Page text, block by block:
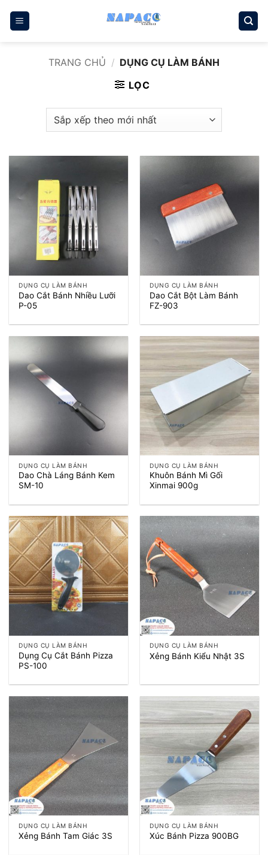
qua
TRANG CHỦ / DỤNG CỤ LÀM BÁNH
LỌC
DỤNG CỤ LÀM BÁNH
Dao Cắt Bánh Nhiều Lưỡi
P-05
DỤNG CỤ LÀM BÁNH
Dao Cắt Bột Làm Bánh
FZ-903
DỤNG CỤ LÀM BÁNH
Dao Chà Láng Bánh Kem
SM-10
DỤNG CỤ LÀM BÁNH
Khuôn Bánh Mì Gối
Xinmai 900g
DỤNG CỤ LÀM BÁNH
Dụng Cụ Cắt Bánh Pizza
PS-100
DỤNG CỤ LÀM BÁNH
Xẻng Bánh Kiểu Nhật 3S
DỤNG CỤ LÀM BÁNH
Xẻng Bánh Tam Giác 3S
DỤNG CỤ LÀM BÁNH
Xúc Bánh Pizza 900BG